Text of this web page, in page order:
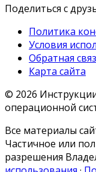
Поделиться с
Политика
Условия
Обратная
Карта сайта
© 2026
операционной
Все материалы
Частичное или
разрешения